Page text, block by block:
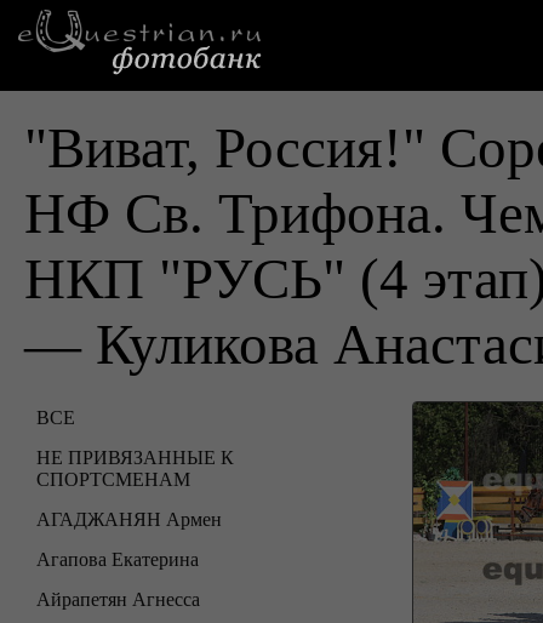
"Виват, Россия!"
НФ Св. Трифона.
НКП "РУСЬ" (4
— Куликова
ВСЕ
НЕ ПРИВЯЗАННЫЕ К
СПОРТСМЕНАМ
АГАДЖАНЯН Армен
Агапова Екатерина
Айрапетян Агнесса